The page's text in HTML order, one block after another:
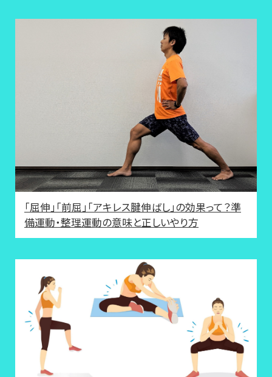
「屈伸」「前屈」「アキレス腱伸ばし」の効果って？準
備運動・整理運動の意味と正しいやり方